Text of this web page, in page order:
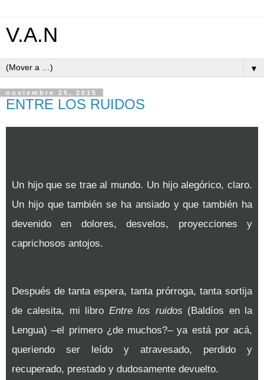
V.A.N
▼
noviembre 25, 2015
ENTRE LOS RUIDOS
Un hijo que se trae al mundo. Un hijo alegórico, claro.
Un hijo que también se ha ansiado y que también ha
devenido en dolores, desvelos, proyecciones y
caprichosos antojos.
Después de tanta espera, tanta prórroga, tanta sortija
de calesita, mi libro Entre los ruidos (Baldíos en la
Lengua) –el primero ¿de muchos?– ya está por acá,
queriendo ser leído y atravesado, perdido y
recuperado, prestado y dudosamente devuelto.